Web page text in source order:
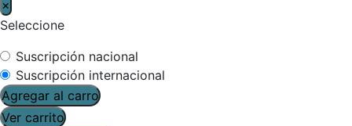
×
Seleccione
Suscripción nacional
Suscripción internacional
Agregar al carro
Ver carrito